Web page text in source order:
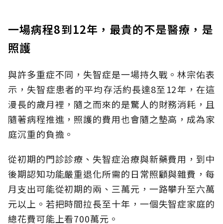
一場病程8到12年，最貴的不是醫療，是
照護
與許多重症不同，失智症是一場持久戰。林宗佑表
示，失智症患者的平均存活約長達8至12年，在這
漫長的歲月裡，隨之而來的是驚人的財務消耗，且
隨著病程推進，照護的費用也會隨之墊高，成為家
庭沉重的負擔。
從初期的門診診療、失智症治療與新藥費用，到中
後期認知功能嚴重退化所需的日常照顧與雜費，每
月支出可能從初期的兩、三萬元，一路攀升至六萬
元以上。若把時間拉長至十年，一個失智症家庭的
總花費可能上看700萬元。